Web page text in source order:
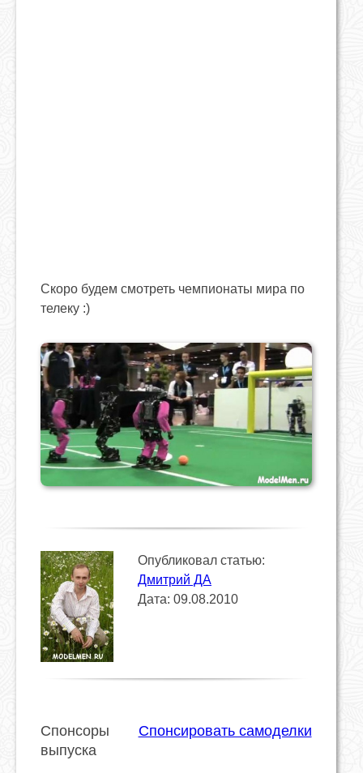
Скоро будем смотреть чемпионаты мира по
телеку :)
Опубликовал статью:
Дмитрий ДА
Дата: 09.08.2010
Спонсировать самоделки
Спонсоры
выпуска